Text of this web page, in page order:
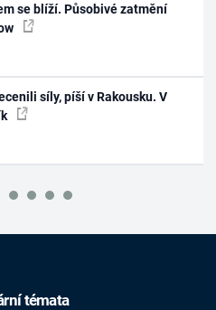
se blíží. Působivé zatmění
síly, píší v Rakousku. V
témata